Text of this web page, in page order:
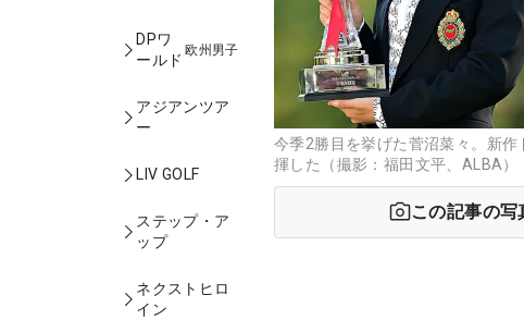
DPワ
ールド
欧州男子
アジアンツア
ー
LIV GOLF
ステップ・ア
ップ
ネクストヒロ
イン
今季2勝目を挙げた菅沼菜々。新
揮した（撮影：福田文平、ALBA）
この記事の写